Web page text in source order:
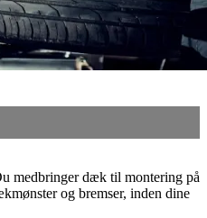
medbringer dæk til montering på
og bremser, inden dine